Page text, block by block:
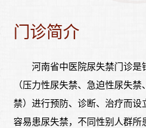
门诊简介
河南省中医院尿失禁门诊是
（压力性尿失禁、急迫性尿失
禁）进行预防、诊断、治疗而设
容易患尿失禁，不同性别人群所